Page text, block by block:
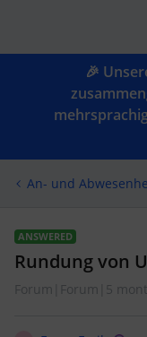
🎉
An- und
ANSWERED
Rundung von
Forum|Forum|5